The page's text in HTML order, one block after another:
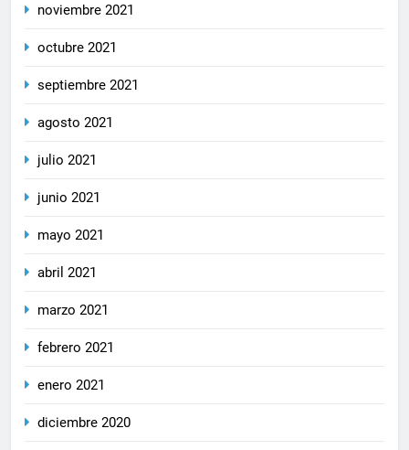
noviembre 2021
octubre 2021
septiembre 2021
agosto 2021
julio 2021
junio 2021
mayo 2021
abril 2021
marzo 2021
febrero 2021
enero 2021
diciembre 2020